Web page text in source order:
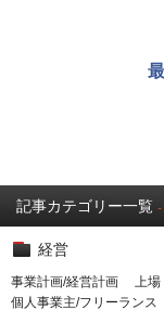
記事カテゴリー一覧 -
経営
事業計画/経営計画 上場
個人事業主/フリーランス